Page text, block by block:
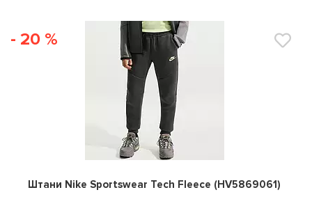
- 20 %
0
Штани Nike Sportswear Tech Fleece (HV5869061)